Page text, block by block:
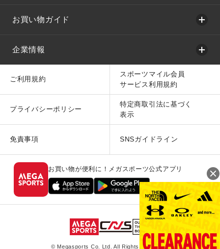
お買い物ガイド
企業情報
ご利用規約
スポーツマイル会員
サービス利用規約
プライバシーポリシー
特定商取引法に基づく
表示
免責事項 SNSガイドライン
お買い物が便利に！メガスポーツ公式アプリ
© Megasports Co. Ltd. All Rights Reserved.